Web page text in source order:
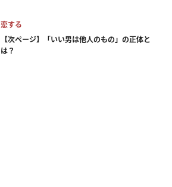
恋する
【次ページ】「いい男は他人のもの」の正体と
は？